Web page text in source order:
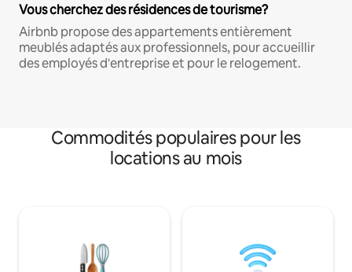
Vous cherchez des résidences de tourisme?
Airbnb propose des appartements entièrement
meublés adaptés aux professionnels, pour accueillir
des employés d'entreprise et pour le relogement.
Commodités populaires pour les
locations au mois